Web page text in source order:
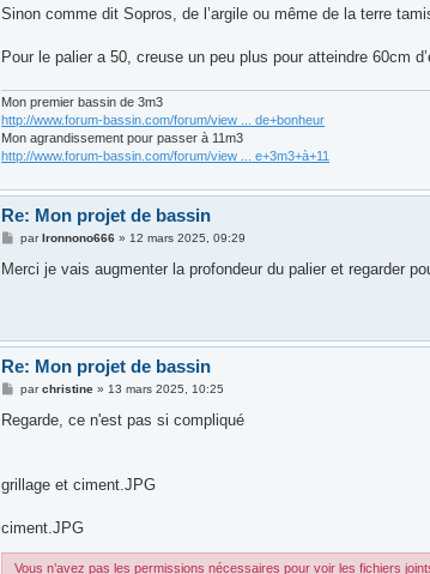
e
Sinon comme dit Sopros, de l’argile ou même de la terre
Pour le palier a 50, creuse un peu plus pour atteindre 60cm
Mon premier bassin de 3m3
http://www.forum-bassin.com/forum/view ... de+bonheur
Mon agrandissement pour passer à 11m3
http://www.forum-bassin.com/forum/view ... e+3m3+à+11
Re: Mon projet de bassin
M
s
par Ironnono666 »12 mars 2025, 09:29
Merci je vais augmenter la profondeur du palier et regarder
Re: Mon projet de bassin
M
s
s
parchristine »13 mars 2025, 10:25
Regarde, ce n'est pas si compliqué
grillage et ciment.JPG
ciment.JPG
Vous n’avez pas les permissions nécessaires pour voir les fichiers